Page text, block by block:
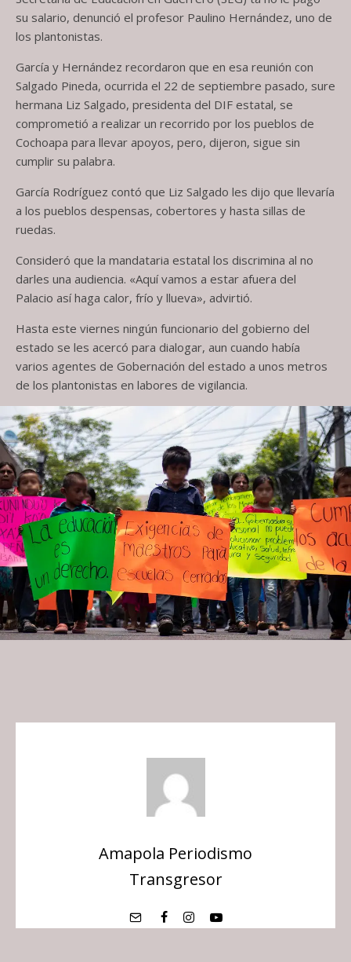
su salario, denunció el profesor Paulino Hernández, uno de
los plantonistas.
García y Hernández recordaron que en esa reunión con
Salgado Pineda, ocurrida el 22 de septiembre pasado, sure
hermana Liz Salgado, presidenta del DIF estatal, se
comprometió a realizar un recorrido por los pueblos de
Cochoapa para llevar apoyos, pero, dijeron, sigue sin
cumplir su palabra.
García Rodríguez contó que Liz Salgado les dijo que llevaría
a los pueblos despensas, cobertores y hasta sillas de
ruedas.
Consideró que la mandataria estatal los discrimina al no
darles una audiencia. «Aquí vamos a estar afuera del
Palacio así haga calor, frío y llueva», advirtió.
Hasta este viernes ningún funcionario del gobierno del
estado se les acercó para dialogar, aun cuando había
varios agentes de Gobernación del estado a unos metros
de los plantonistas en labores de vigilancia.
Amapola Periodismo
Transgresor